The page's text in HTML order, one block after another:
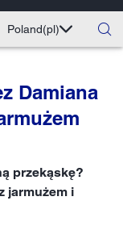
Poland(pl)
Damiana
przekąskę?
jarmużem i